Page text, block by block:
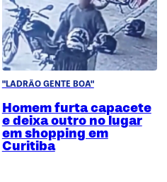
"LADRÃO GENTE BOA"
Homem furta capacete
e deixa outro no lugar
em shopping em
Curitiba